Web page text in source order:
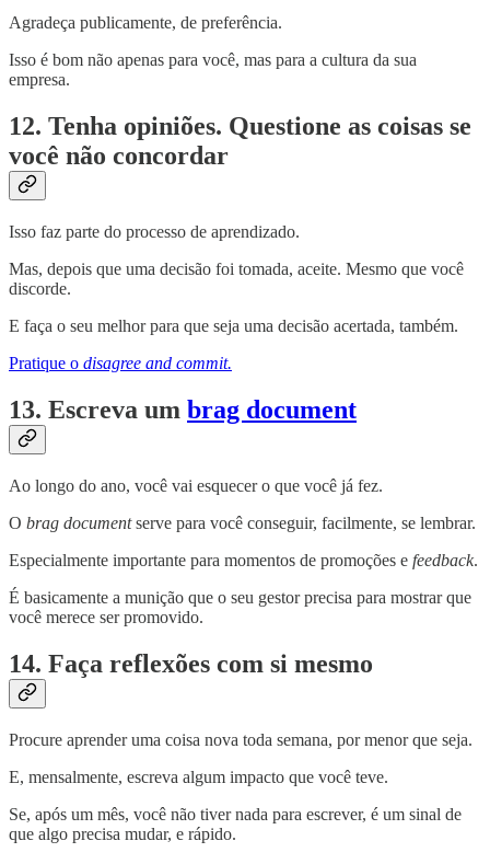
Agradeça publicamente, de preferência.
Isso é bom não apenas para você, mas para a cultura da sua
empresa.
12. Tenha opiniões. Questione as coisas se
você não concordar
Isso faz parte do processo de aprendizado.
Mas, depois que uma decisão foi tomada, aceite. Mesmo que você
discorde.
E faça o seu melhor para que seja uma decisão acertada, também.
Pratique o disagree and commit.
13. Escreva um brag document
Ao longo do ano, você vai esquecer o que você já fez.
O brag documentserve para você conseguir, facilmente, se lembrar.
Especialmente importante para momentos de promoções e feedback.
É basicamente a munição que o seu gestor precisa para mostrar que
você merece ser promovido.
14. Faça reflexões com si mesmo
Procure aprender uma coisa nova toda semana, por menor que seja.
E, mensalmente, escreva algum impacto que você teve.
Se, após um mês, você não tiver nada para escrever, é um sinal de
que algo precisa mudar, e rápido.